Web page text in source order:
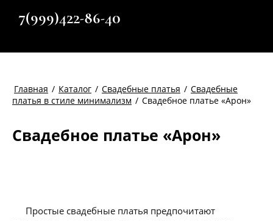
+7(999)422-86-40
Главная / Каталог / Свадебные платья / Свадебные
платья в стиле минимализм / Свадебное платье «Арон»
Свадебное платье «Арон»
⠀⠀Простые свадебные платья предпочитают